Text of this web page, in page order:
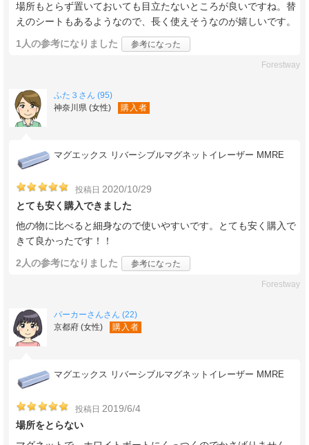
場所もとらず置いておいても目立たないところが良いですね。替
えのシートもあるようなので、長く使えそうなのが嬉しいです。
1人の参考になりました 参考になった
Forestway
ふた３さん (95)
神奈川県 (女性)
購入者
マグエックス リバーシブルマグネットイレーザー MMRE
投稿日 2020/10/29
とても安く購入できました
他の物に比べると細身なので使いやすいです。とても安く購入で
きて良かったです！！
2人の参考になりました 参考になった
Forestway
パーカーさんさん (22)
京都府 (女性)
購入者
マグエックス リバーシブルマグネットイレーザー MMRE
投稿日 2019/6/4
場所をとらない